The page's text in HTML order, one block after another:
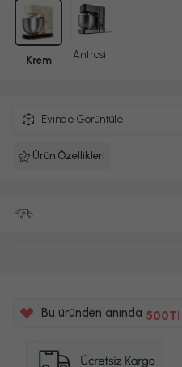
Krem Antrasit
Evinde Görüntüle
Ürün Özellikleri
Bu üründen anında 500TL